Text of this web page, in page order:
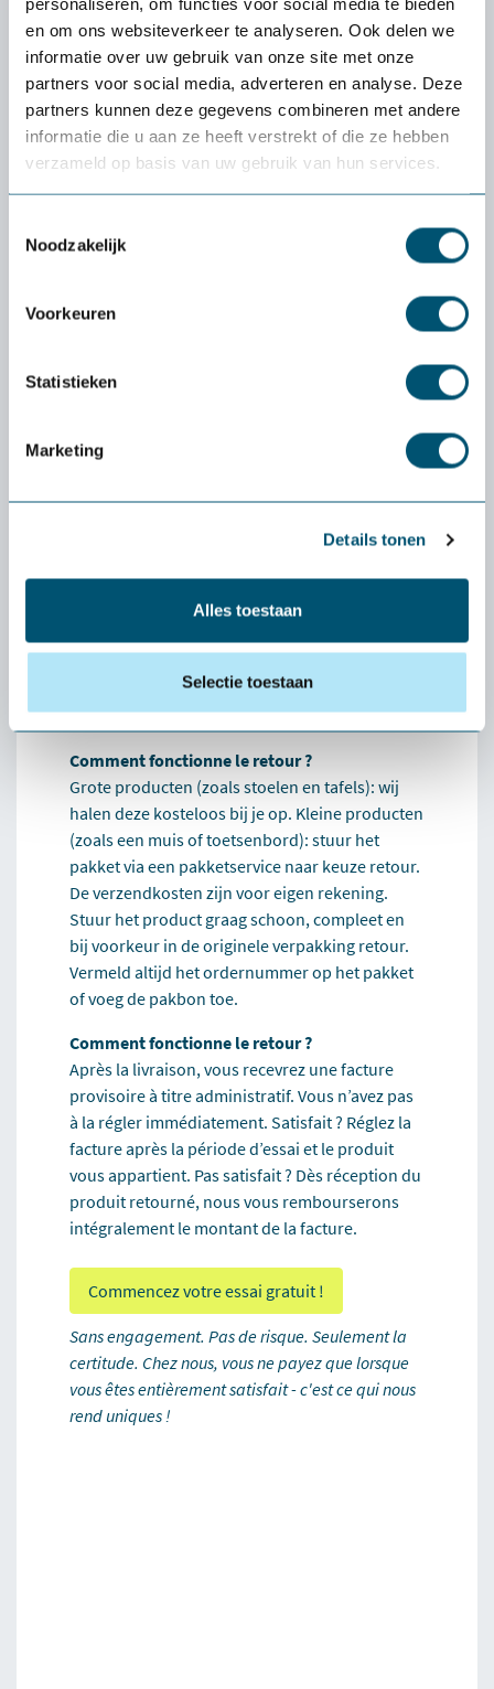
en om ons websiteverkeer te analyseren. Ook delen we
informatie over uw gebruik van onze site met onze
partners voor social media, adverteren en analyse. Deze
partners kunnen deze gegevens combineren met andere
informatie die u aan ze heeft verstrekt of die ze hebben
verzameld op basis van uw gebruik van hun services.
Noodzakelijk
Voorkeuren
Statistieken
Marketing
Details tonen
Alles toestaan
Selectie toestaan
Plus d'informations
Caractéristiques
vous convient vraiment :
Health2Work
Quel est le coût de la période d'essai ?
entièrement gratuites. Vous n'avez rien à payer
à l'avance. Seule exception : si vous souhaitez
Que se passe-t-il si le produit ne me convient
Dans ce cas, nous vous aiderons
vous convienne mieux. Si cela s'avère
impossible, nous nous chargerons du retour.
Comment fonctionne le retour ?
Grote producten (zoals stoelen en tafels): wij
halen deze kosteloos bij je op. Kleine producten
(zoals een muis of toetsenbord): stuur het
pakket via een pakketservice naar keuze retour.
De verzendkosten zijn voor eigen rekening.
Stuur het product graag schoon, compleet en
bij voorkeur in de originele verpakking retour.
Vermeld altijd het ordernummer op het pakket
of voeg de pakbon toe.
Comment fonctionne le retour ?
Après la livraison, vous recevrez une facture
provisoire à titre administratif. Vous n’avez pas
à la régler immédiatement. Satisfait ? Réglez la
facture après la période d’essai et le produit
vous appartient. Pas satisfait ? Dès réception du
produit retourné, nous vous rembourserons
intégralement le montant de la facture.
Commencez votre essai gratuit !
Sans engagement. Pas de risque. Seulement la
certitude. Chez nous, vous ne payez que lorsque
vous êtes entièrement satisfait - c'est ce qui nous
rend uniques !